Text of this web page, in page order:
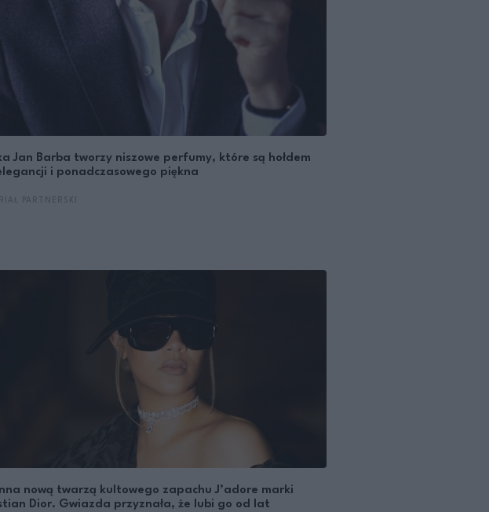
Jan Barba tworzy niszowe perfumy, które są hołdem
i ponadczasowego piękna
nową twarzą kultowego zapachu J’adore marki
Dior. Gwiazda przyznała, że lubi go od lat